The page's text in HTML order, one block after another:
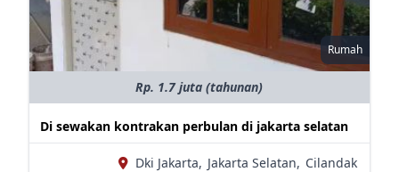
Rumah
Rp. 1.7 juta (tahunan)
Di sewakan kontrakan perbulan di jakarta selatan
Dki Jakarta, Jakarta Selatan, Cilandak